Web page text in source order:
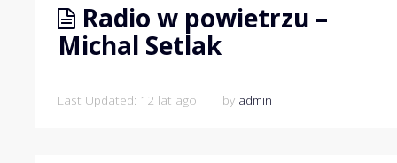
Radio w powietrzu –
Michal Setlak
Last Updated: 12 lat ago by admin